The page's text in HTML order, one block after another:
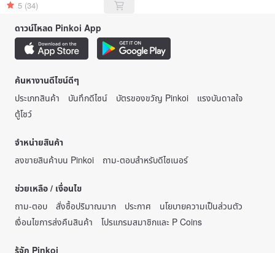
5 (34)
ดาวน์โหลด Pinkoi App
ค้นหางานดีไซน์ดีๆ
ประเภทสินค้า
บันทึกดีไซน์ บัตรของขวัญ Pinkoi
แรงบันดาลใจ
ตู้โชว์
จำหน่ายสินค้า
ลงขายสินค้าบน Pinkoi
ถาม-ตอบสำหรับดีไซเนอร์
ช่วยเหลือ / เงื่อนไข
ถาม-ตอบ
สั่งซื้อปริมาณมาก ประกาศ
นโยบายความเป็นส่วนตัว
เงื่อนไขการส่งคืนสินค้า
โปรแกรมสมาชิกและ P Coins
รู้จัก Pinkoi